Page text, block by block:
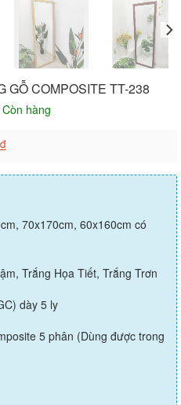
GỖ COMPOSITE TT-238
Còn hàng
₫
70x170cm, 60x160cm có
Trắng Họa Tiết, Trắng Trơn
dày 5 ly
5 phân (Dùng được trong